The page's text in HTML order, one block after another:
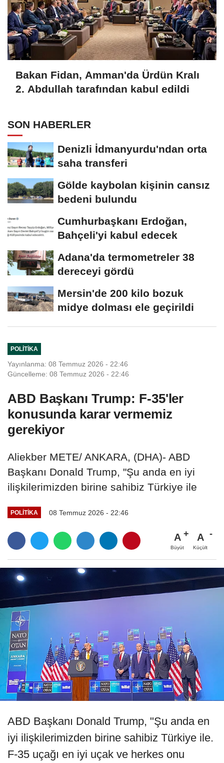
Bakan Fidan, Amman'da Ürdün Kralı
2. Abdullah tarafından kabul edildi
SON HABERLER
Denizli İdmanyurdu'ndan orta
saha transferi
Gölde kaybolan kişinin cansız
bedeni bulundu
Cumhurbaşkanı Erdoğan,
Bahçeli'yi kabul edecek
Adana'da termometreler 38
dereceyi gördü
Mersin'de 200 kilo bozuk
midye dolması ele geçirildi
POLITIKA
Yayınlanma: 08 Temmuz 2026 - 22:46
Güncelleme: 08 Temmuz 2026 - 22:46
ABD Başkanı Trump: F-35'ler
konusunda karar vermemiz
gerekiyor
Aliekber METE/ ANKARA, (DHA)- ABD
Başkanı Donald Trump, "Şu anda en iyi
ilişkilerimizden birine sahibiz Türkiye ile
POLITIKA 08 Temmuz 2026 - 22:46
A
Büyüt
A
Küçült
ABD Başkanı Donald Trump, "Şu anda en
iyi ilişkilerimizden birine sahibiz Türkiye ile.
F-35 uçağı en iyi uçak ve herkes onu